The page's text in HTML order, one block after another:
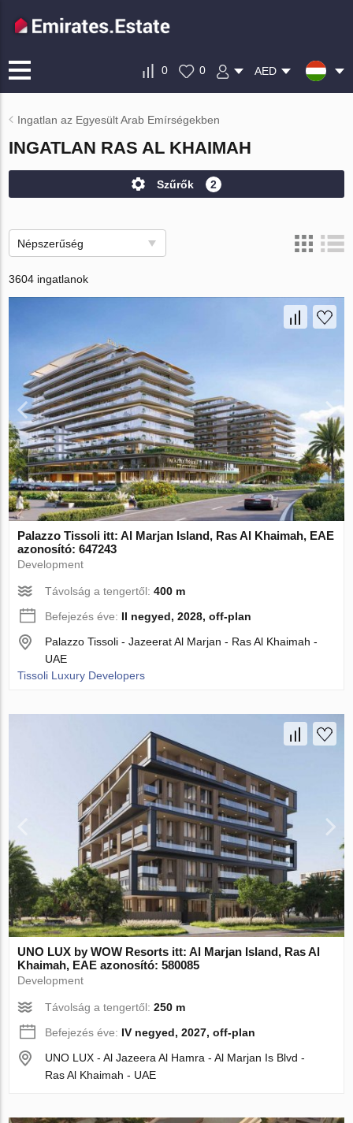
0 0 AED
Ingatlan az Egyesült Arab Emírségekben
INGATLAN RAS AL KHAIMAH
Szűrők 2
Népszerűség
3604 ingatlanok
Palazzo Tissoli itt: Al Marjan Island, Ras Al Khaimah, EAE
azonosító: 647243
Development
Távolság a tengertől:400 m
Befejezés éve: II negyed, 2028, off-plan
Palazzo Tissoli - Jazeerat Al Marjan - Ras Al Khaimah -
UAE
Tissoli Luxury Developers
UNO LUX by WOW Resorts itt: Al Marjan Island, Ras Al
Khaimah, EAE azonosító: 580085
Development
Távolság a tengertől:250 m
Befejezés éve: IV negyed, 2027, off-plan
UNO LUX - Al Jazeera Al Hamra - Al Marjan Is Blvd -
Ras Al Khaimah - UAE